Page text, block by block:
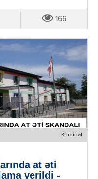
166
Kriminal
at əti
verildi -